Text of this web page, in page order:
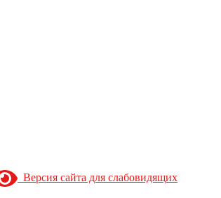
Версия сайта для слабовидящих